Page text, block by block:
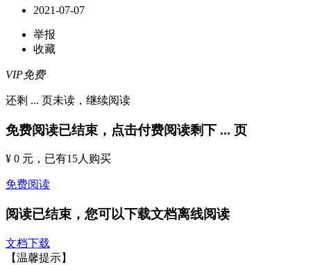
2021-07-07
举报
收藏
VIP免费
还剩 ... 页未读， 继续阅读
免费阅读已结束，点击付费阅读剩下 ... 页
¥ 0 元 ，已有15人购买
免费阅读
阅读已结束，您可以下载文档离线阅读
文档下载
【温馨提示】